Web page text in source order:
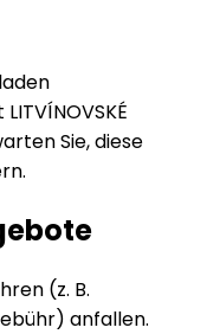
Sie, diese
(z. B.
anfallen.